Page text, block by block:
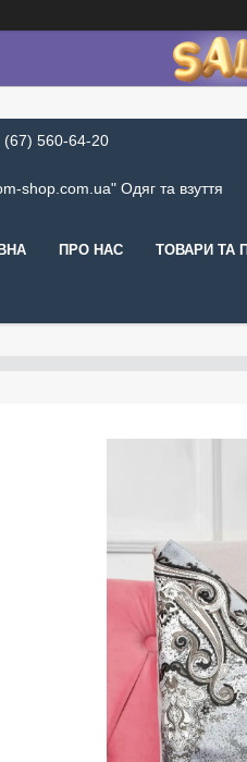
(67) 560-64-20
shop.com.ua" Одяг та взуття
ПРО НАС ТОВАРИ ТА